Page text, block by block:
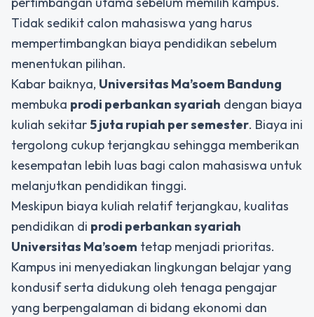
Tidak sedikit calon mahasiswa yang harus
mempertimbangkan biaya pendidikan sebelum
menentukan pilihan.
Kabar baiknya, Universitas Ma’soem Bandung
membuka prodi perbankan syariah dengan biaya
kuliah sekitar5 juta rupiah per semester. Biaya ini
tergolong cukup terjangkau sehingga memberikan
kesempatan lebih luas bagi calon mahasiswa untuk
melanjutkan pendidikan tinggi.
Meskipun biaya kuliah relatif terjangkau, kualitas
pendidikan di prodi perbankan syariah
Universitas Ma’soem tetap menjadi prioritas.
Kampus ini menyediakan lingkungan belajar yang
kondusif serta didukung oleh tenaga pengajar
yang berpengalaman di bidang ekonomi dan